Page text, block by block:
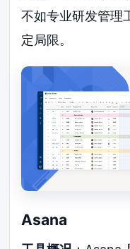
不如专业研发管理
定局限。
Asana